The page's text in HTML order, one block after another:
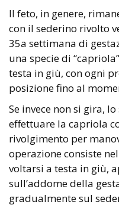
Il feto, in genere,
con il sederino rivolto
35a settimana di
una specie di
testa in giù, con ogni
posizione fino al
Se invece non si gira,
effettuare la capriola
rivolgimento per
operazione consiste
voltarsi a testa in giù,
sull’addome della
gradualmente sul